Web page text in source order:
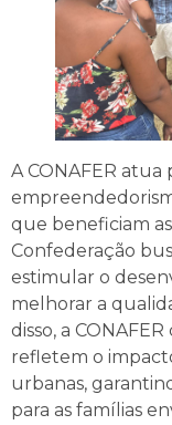
A CONAFER
que beneficiam
Confederação
estimular o
melhorar a
disso, a
refletem o
urbanas,
para as famílias